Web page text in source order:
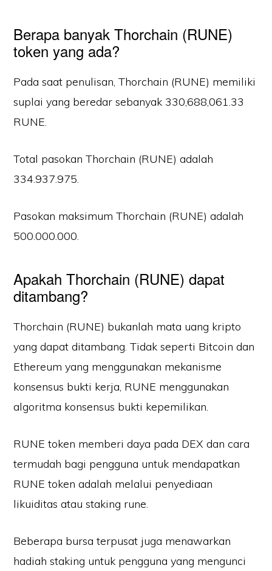
Berapa banyak Thorchain (RUNE)
token yang ada?
Pada saat penulisan, Thorchain (RUNE) memiliki
suplai yang beredar sebanyak 330,688,061.33
RUNE.
Total pasokan Thorchain (RUNE) adalah
334.937.975.
Pasokan maksimum Thorchain (RUNE) adalah
500.000.000.
Apakah Thorchain (RUNE) dapat
ditambang?
Thorchain (RUNE) bukanlah mata uang kripto
yang dapat ditambang. Tidak seperti Bitcoin dan
Ethereum yang menggunakan mekanisme
konsensus bukti kerja, RUNE menggunakan
algoritma konsensus bukti kepemilikan.
RUNE token memberi daya pada DEX dan cara
termudah bagi pengguna untuk mendapatkan
RUNE token adalah melalui penyediaan
likuiditas atau staking rune.
Beberapa bursa terpusat juga menawarkan
hadiah staking untuk pengguna yang mengunci